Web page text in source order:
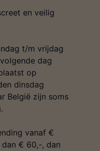
en veilig
t/m vrijdag
dag
op
dinsdag
België zijn soms
vanaf €
€ 60,-, dan